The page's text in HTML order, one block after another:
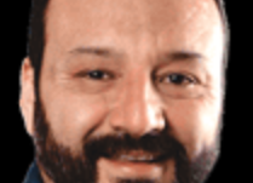
siendo tratada enParís
grave, las
junto a organismos